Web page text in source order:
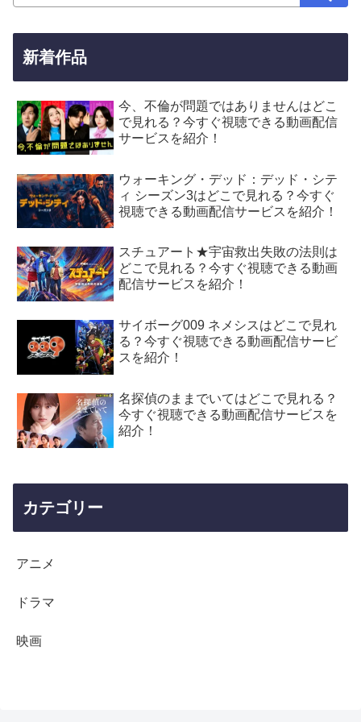
新着作品
今、不倫が問題ではありませんはどこ
で見れる？今すぐ視聴できる動画配信
サービスを紹介！
ウォーキング・デッド：デッド・シテ
ィ シーズン3はどこで見れる？今すぐ
視聴できる動画配信サービスを紹介！
スチュアート★宇宙救出失敗の法則は
どこで見れる？今すぐ視聴できる動画
配信サービスを紹介！
サイボーグ009 ネメシスはどこで見れ
る？今すぐ視聴できる動画配信サービ
スを紹介！
名探偵のままでいてはどこで見れる？
今すぐ視聴できる動画配信サービスを
紹介！
カテゴリー
アニメ
ドラマ
映画